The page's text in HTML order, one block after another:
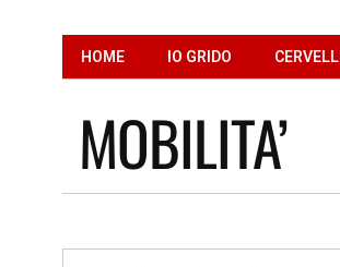
HOME IO GRIDO CERVELLI
MOBILITA’